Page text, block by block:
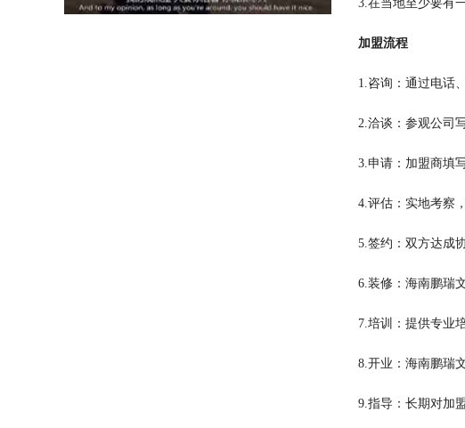
3.在当地至少要有
加盟流程
1.咨询：通过电话
2.洽谈：参观公司
3.申请：加盟商填
4.评估：实地考察
5.签约：双方达成
6.装修：海南鹏瑞
7.培训：提供专业
8.开业：海南鹏瑞
9.指导：长期对加